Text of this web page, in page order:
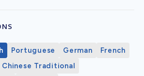
Portuguese German
French
Chinese Traditional